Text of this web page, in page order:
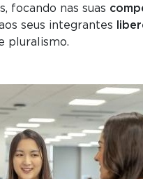
focando nas suas
seus integrantes
pluralismo.